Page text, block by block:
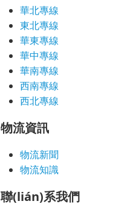
華北專線
東北專線
華東專線
華中專線
華南專線
西南專線
西北專線
物流資訊
物流新聞
物流知識
聯(lián)系我們